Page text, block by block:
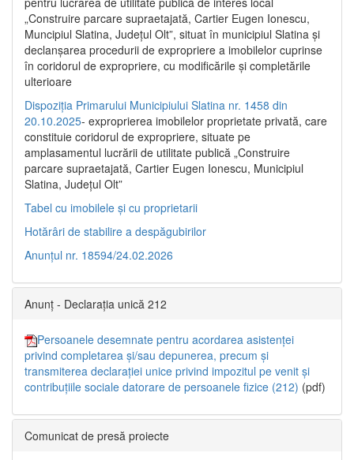
„Construire parcare supraetajată, Cartier Eugen Ionescu,
Muncipiul Slatina, Judeţul Olt”, situat în municipiul Slatina şi
declanşarea procedurii de expropriere a imobilelor cuprinse
în coridorul de expropriere, cu modificările şi completările
ulterioare
Dispoziția Primarului Municipiului Slatina nr. 1458 din
20.10.2025- exproprierea imobilelor proprietate privată, care
constituie coridorul de expropriere, situate pe
amplasamentul lucrării de utilitate publică „Construire
parcare supraetajată, Cartier Eugen Ionescu, Municipiul
Slatina, Județul Olt”
Tabel cu imobilele și cu proprietarii
Hotărâri de stabilire a despăgubirilor
Anunțul nr. 18594/24.02.2026
Anunț - Declarația unică 212
Persoanele desemnate pentru acordarea asistenței
privind completarea și/sau depunerea, precum și
transmiterea declarației unice privind impozitul pe venit și
contribuțiile sociale datorare de persoanele fizice (212) (pdf)
Comunicat de presă proiecte